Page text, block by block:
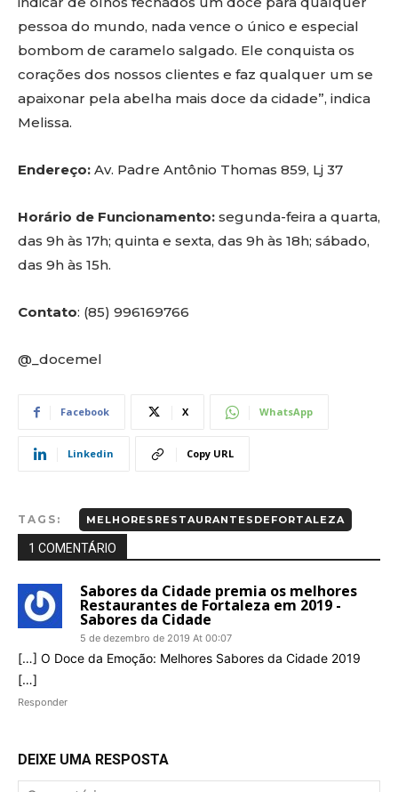
pessoa do mundo, nada vence o único e especial
bombom de caramelo salgado. Ele conquista os
corações dos nossos clientes e faz qualquer um se
apaixonar pela abelha mais doce da cidade”, indica
Melissa.
Endereço: Av. Padre Antônio Thomas 859, Lj 37
Horário de Funcionamento: segunda-feira a quarta,
das 9h às 17h; quinta e sexta, das 9h às 18h; sábado,
das 9h às 15h.
Contato: (85) 996169766
@_docemel
Facebook X WhatsApp
Linkedin Copy URL
TAGS: MELHORESRESTAURANTESDEFORTALEZA
1 COMENTÁRIO
Sabores da Cidade premia os melhores
Restaurantes de Fortaleza em 2019 -
Sabores da Cidade
5 de dezembro de 2019 At 00:07
[…] O Doce da Emoção: Melhores Sabores da Cidade 2019
[…]
Responder
DEIXE UMA RESPOSTA